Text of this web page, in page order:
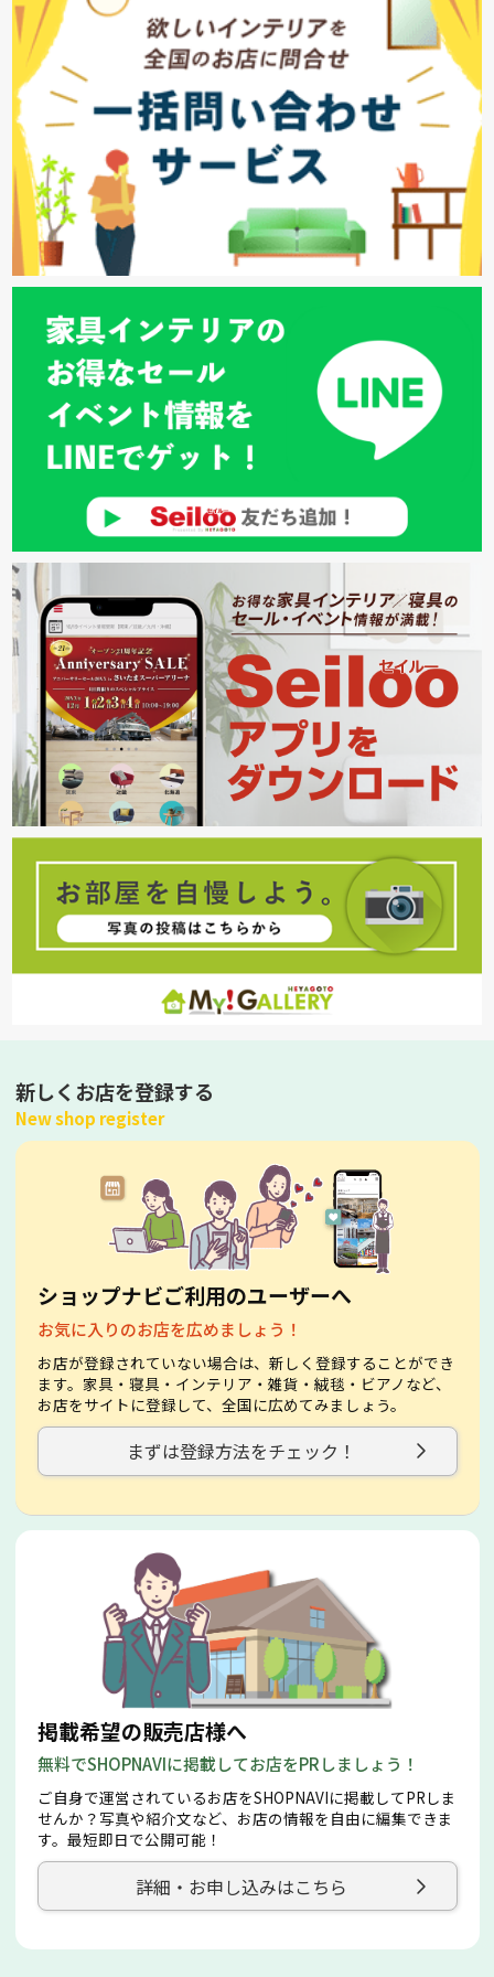
新しくお店を登録する
New shop register
ショップナビご利用のユーザーへ
お気に入りのお店を広めましょう！
お店が登録されていない場合は、新しく登録することができ
ます。家具・寝具・インテリア・雑貨・絨毯・ビアノなど、
お店をサイトに登録して、全国に広めてみましょう。
まずは登録方法をチェック！
掲載希望の販売店様へ
無料でSHOPNAVIに掲載してお店をPRしましょう！
ご自身で運営されているお店をSHOPNAVIに掲載してPRしま
せんか？写真や紹介文など、お店の情報を自由に編集できま
す。最短即日で公開可能！
詳細・お申し込みはこちら